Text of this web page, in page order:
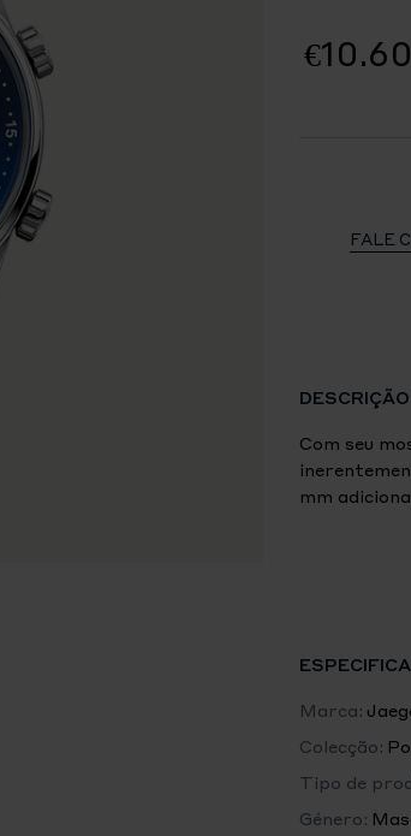
FALE
DESCRIÇÃO
Com seu
mm
Azul,
Marca:
Colecção:
Tipo de
Género: